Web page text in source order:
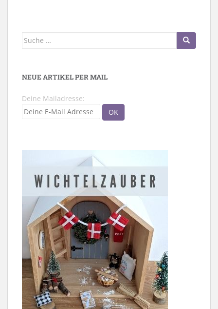
Suche
NEUE ARTIKEL PER MAIL
Deine Mailadresse: